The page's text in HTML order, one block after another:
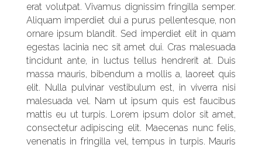
erat volutpat. Vivamus dignissim fringilla semper.
Aliquam imperdiet dui a purus pellentesque, non
ornare ipsum blandit. Sed imperdiet elit in quam
egestas lacinia nec sit amet dui. Cras malesuada
tincidunt ante, in luctus tellus hendrerit at. Duis
massa mauris, bibendum a mollis a, laoreet quis
elit. Nulla pulvinar vestibulum est, in viverra nisi
malesuada vel. Nam ut ipsum quis est faucibus
mattis eu ut turpis. Lorem ipsum dolor sit amet,
consectetur adipiscing elit. Maecenas nunc felis,
venenatis in fringilla vel, tempus in turpis. Mauris